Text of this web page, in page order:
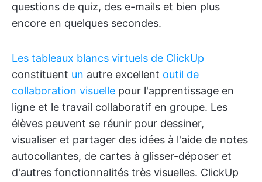
questions de quiz, des e-mails et bien plus
encore en quelques secondes.
Les tableaux blancs virtuels de ClickUp
constituent un autre excellent outil de
collaboration visuelle pour l'apprentissage en
ligne et le travail collaboratif en groupe. Les
élèves peuvent se réunir pour dessiner,
visualiser et partager des idées à l'aide de notes
autocollantes, de cartes à glisser-déposer et
d'autres fonctionnalités très visuelles. ClickUp